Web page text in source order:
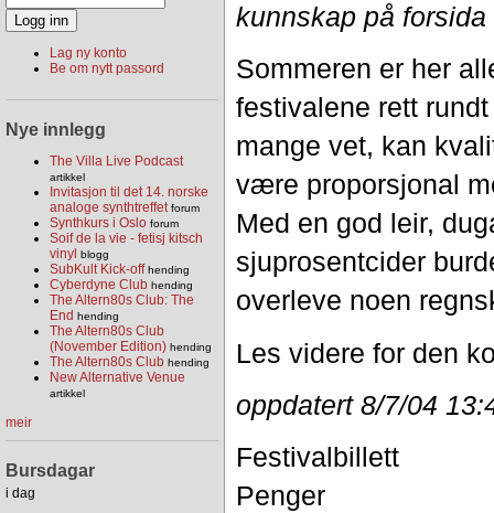
Lag ny konto
Be om nytt passord
Nye innlegg
The Villa Live Podcast
artikkel
Invitasjon til det 14. norske
analoge synthtreffet forum
Synthkurs i Oslo forum
Soif de la vie - fetisj kitsch
vinyl
blogg
SubKult Kick-off hending
Cyberdyne Club hending
The Altern80s Club: The
End hending
The Altern80s Club
(November Edition) hending
The Altern80s Club hending
New Alternative Venue
artikkel
meir
Bursdagar
i dag
kunnskap på forsida
Sommeren er her
festivalene rett
mange vet, kan
være proporsjonal
Med en god leir,
sjuprosentcider
overleve noen
Les videre for den
oppdatert 8/7/04
Festivalbillett
Penger